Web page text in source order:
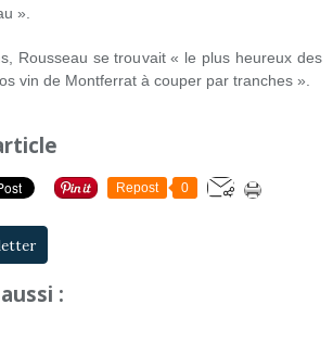
».
Rousseau se trouvait « le plus heureux des
vin de Montferrat à couper par tranches ».
Repost 0
: